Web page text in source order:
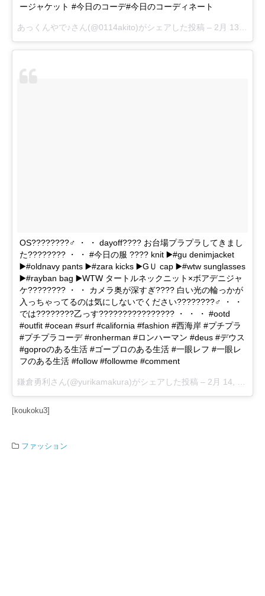
ージャケット #今日のコーデ#今日のコーディネート
あっくんやで♪さん(@0114akito)がシェアした投稿 – 2月 13, 2018 at 3:24午前 PST
OS????????‍♂️ ・ ・ dayoff???? お台場プラプラしてきまし
た???????? ・ ・ #今日の服 ???? knit ▶️#gu denimjacket
▶️#oldnavy pants ▶️#zara kicks ▶️GＵ cap ▶️#wtw sunglasses
▶️#rayban bag ▶️WTW タートルネックニット×ボアデニジャ
ケ???????? ・ ・ カメラ奥が深すぎ???? 白い光の輪っかが
入っちゃってるのは気にしないでください????????‍♂️ ・ ・
では????????乙っす???????????????? ・ ・ ・ #ootd
#outfit #ocean #surf #california #fashion #西海岸 #プチプラ
#プチプラコーデ #ronherman #ロンハーマン #deus #デウス
#goproのある生活 #ゴープロのある生活 #一眼レフ #一眼レ
フのある生活 #follow #followme #comment
鎌倉勇利さん(@yurikamakura)がシェアした投稿 – 2月 14, 2018 at 2:17午前 PST
[koukoku3]
ファッション